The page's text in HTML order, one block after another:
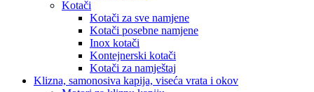
Kotači
Kotači za sve namjene
Kotači posebne namjene
Inox kotači
Kontejnerski kotači
Kotači za namještaj
Klizna, samonosiva kapija, viseća vrata i okov